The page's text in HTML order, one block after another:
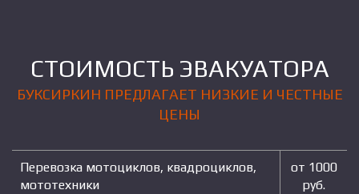
СТОИМОСТЬ ЭВАКУАТОРА
БУКСИРКИН ПРЕДЛАГАЕТ НИЗКИЕ И ЧЕСТНЫЕ
ЦЕНЫ
Перевозка мотоциклов, квадроциклов,
мототехники
от 1000
руб.